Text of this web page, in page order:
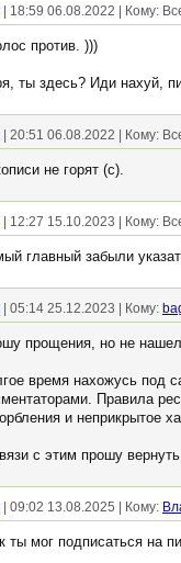
| 18:59 06.08.2022 | Кому:
против. )))
ты здесь? Иди нахуй,
| 20:51 06.08.2022 | Кому:
не горят (с).
| 12:27 15.10.2023 | Кому:
главный забыли
| 05:14 25.12.2023 | Кому:
прощения, но не
время нахожусь под
Правила
и неприкрытое
с этим прошу
| 09:02 13.08.2025 | Кому:
ты мог подписаться на